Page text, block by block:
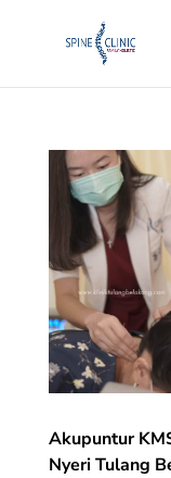
Akupuntur
Nyeri Tulang